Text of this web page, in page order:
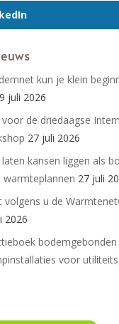
kun je klein
juli 2026
de driedaagse
27 juli 2026
kansen liggen als
27 juli
volgens u de
2026
bodemgebonden
voor